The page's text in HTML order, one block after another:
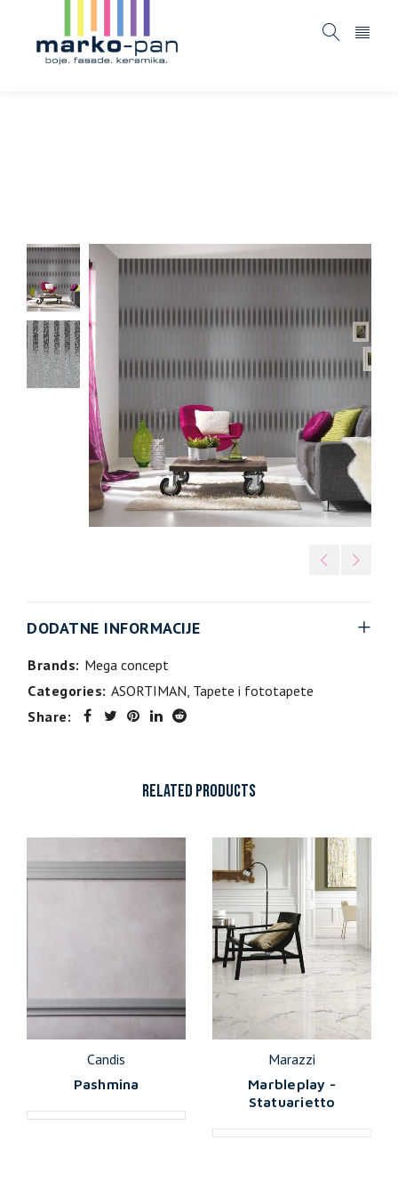
DODATNE INFORMACIJE
Brands: Mega concept
Categories: ASORTIMAN, Tapete i fototapete
Share:
RELATED PRODUCTS
Candis
Pashmina
Marazzi
Marbleplay -
Statuarietto